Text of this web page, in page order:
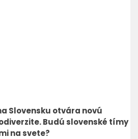
Slovensku otvára novú
Budú slovenské tímy
na svete?